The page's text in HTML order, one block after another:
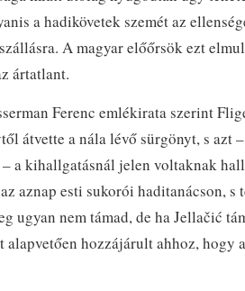
a hadikövetek szemét az
A magyar előőrsök ezt
ártatlant.
Ferenc emlékirata szerint
átvette a nála lévő sürgönyt, s azt
a kihallgatásnál jelen voltaknak
aznap esti sukorói haditanácson,
ugyan nem támad, de ha Jellačić
hozzájárult ahhoz, hogy